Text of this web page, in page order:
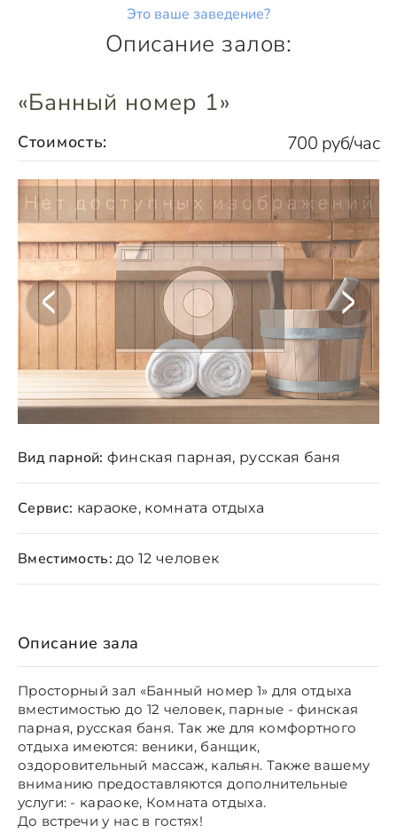
Это ваше заведение?
Описание залов:
«Банный номер 1»
Стоимость: 700 руб/час
Вид парной: финская парная, русская баня
Сервис: караоке, комната отдыха
Вместимость: до 12 человек
Описание зала
Просторный зал «Банный номер 1» для отдыха
вместимостью до 12 человек, парные - финская
парная, русская баня. Так же для комфортного
отдыха имеются: веники, банщик,
оздоровительный массаж, кальян. Также вашему
вниманию предоставляются дополнительные
услуги: - караоке, Комната отдыха.
До встречи у нас в гостях!